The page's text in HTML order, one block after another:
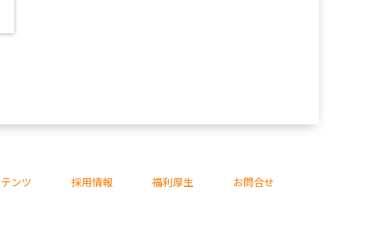
ンツ 採用情報 福利厚生 お問合せ